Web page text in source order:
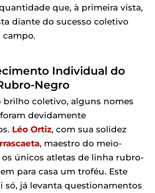
que, à primeira vista,
diante do sucesso coletivo
campo.
Individual do
Negro
brilho coletivo, alguns nomes
devidamente
Léo Ortiz, com sua solidez
, maestro do meio-
únicos atletas de linha rubro-
para casa um troféu. Este
só, já levanta questionamentos